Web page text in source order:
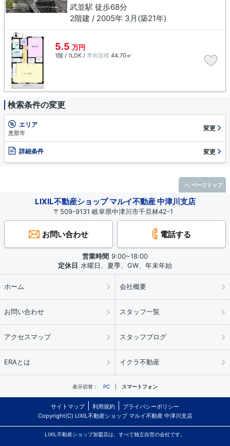
武並駅 徒歩68分
2階建 / 2005年 3月(築21年)
5.5 万円
1階 / 1LDK / 専有面積 44.70㎡
検索条件の変更
エリア
恵那市
変更
詳細条件 変更
LIXIL不動産ショップ マルイ不動産 中津川支店
〒509-9131 岐阜県中津川市千旦林42-1
お問い合わせ 電話する
営業時間 9:00~18:00
定休日 水曜日、夏季、GW、年末年始
ホーム 会社概要
お問い合わせ スタッフ一覧
アクセスマップ スタッフブログ
ERAとは イクラ不動産
表示切替： PC スマートフォン
サイトマップ 利用規約
プライバシーポリシー
Copyright(C) LIXIL不動産ショップ マルイ不動産 中津川支店
LIXIL不動産ショップ加盟店は、すべて独立自営の会社です。
ページトップ